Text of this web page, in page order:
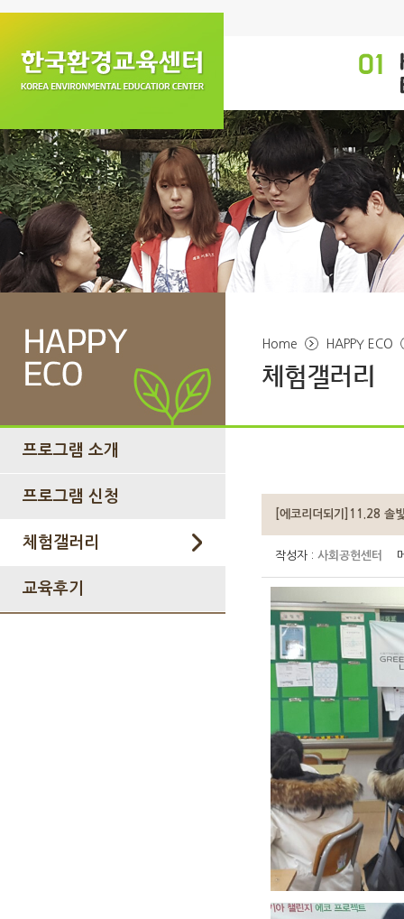
프로그램 소개
프로그램 신청
체험갤러리
교육후기
Home HAPPY ECO
[에코리더되기]11.28 솔
작성자 : 사회공헌센터